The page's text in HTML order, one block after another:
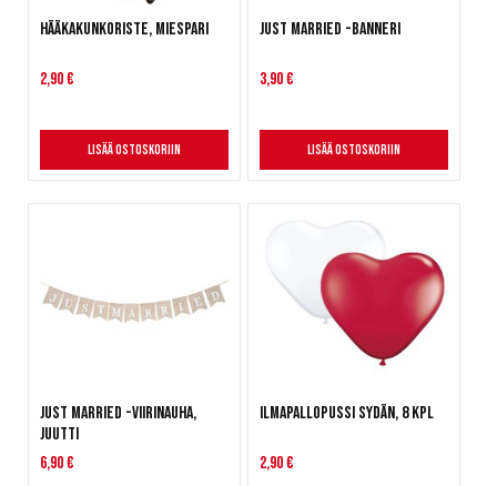
Hääkakunkoriste, miespari
2,90 €
Lisää ostoskoriin
Just Married -banneri
3,90 €
Lisää ostoskoriin
Just Married -viirinauha,
Juutti
6,90 €
Ilmapallopussi Sydän, 8 kpl
2,90 €